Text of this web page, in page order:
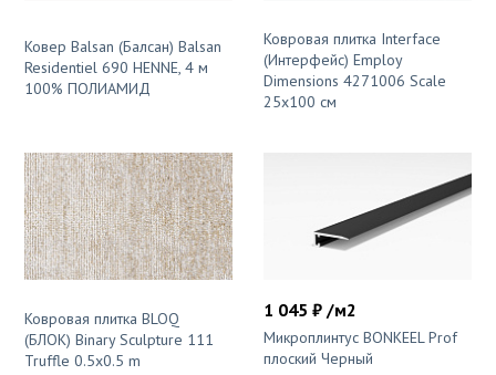
Ковер Balsan (Балсан) Balsan
Residentiel 690 HENNE, 4 м
100% ПОЛИАМИД
Ковровая плитка Interface
(Интерфейс) Employ
Dimensions 4271006 Scale
25x100 см
Ковровая плитка BLOQ
(БЛОК) Binary Sculpture 111
Truffle 0.5x0.5 m
1 045 ₽ /м2
Микроплинтус BONKEEL Prof
плоский Черный